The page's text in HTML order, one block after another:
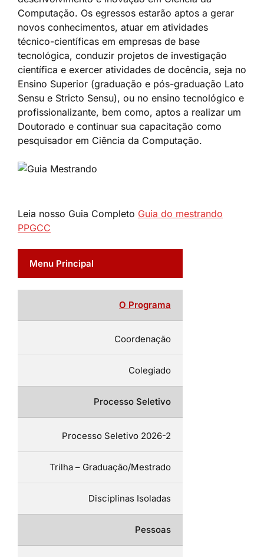
Computação. Os egressos estarão aptos a gerar
novos conhecimentos, atuar em atividades
técnico-científicas em empresas de base
tecnológica, conduzir projetos de investigação
científica e exercer atividades de docência, seja no
Ensino Superior (graduação e pós-graduação Lato
Sensu e Stricto Sensu), ou no ensino tecnológico e
profissionalizante, bem como, aptos a realizar um
Doutorado e continuar sua capacitação como
pesquisador em Ciência da Computação.
Leia nosso Guia Completo Guia do mestrando
PPGCC
Menu Principal
O Programa
Coordenação
Colegiado
Processo Seletivo
Processo Seletivo 2026-2
Trilha – Graduação/Mestrado
Disciplinas Isoladas
Pessoas